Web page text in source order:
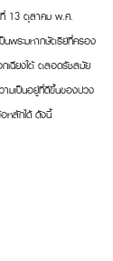
13 ตุลาคม พ.ศ.
พระมหากษัตริย์ที่ครอง
อกเฉียงใต้ ตลอดรัชสมัย
มเป็นอยู่ที่ดีขึ้นของปวง
หลักได้ ดังนี้